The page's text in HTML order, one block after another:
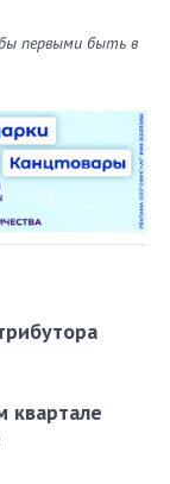
первыми быть в
квартале